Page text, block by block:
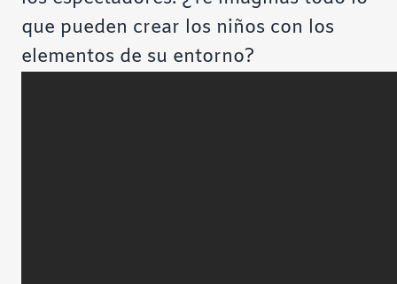
que pueden crear los niños con los
elementos de su entorno?